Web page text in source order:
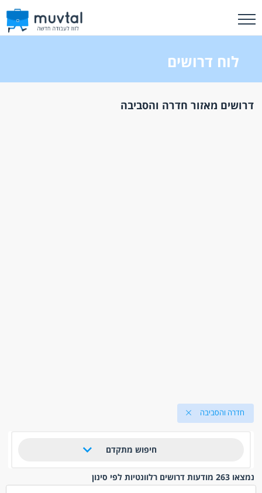
לוח דרושים
דרושים מאזור חדרה והסביבה
חדרה והסביבה
חיפוש מתקדם
נמצאו 263 מודעות דרושים רלוונטיות לפי סינון